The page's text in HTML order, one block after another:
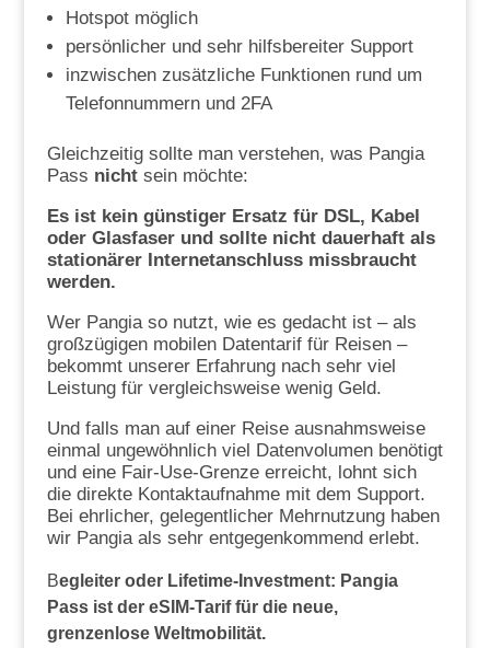
Hotspot möglich
persönlicher und sehr hilfsbereiter Support
inzwischen zusätzliche Funktionen rund um
Telefonnummern und 2FA
Gleichzeitig sollte man verstehen, was Pangia
Pass nichtsein möchte:
Es ist kein günstiger Ersatz für DSL, Kabel
oder Glasfaser und sollte nicht dauerhaft als
stationärer Internetanschluss missbraucht
werden.
Wer Pangia so nutzt, wie es gedacht ist – als
großzügigen mobilen Datentarif für Reisen –
bekommt unserer Erfahrung nach sehr viel
Leistung für vergleichsweise wenig Geld.
Und falls man auf einer Reise ausnahmsweise
einmal ungewöhnlich viel Datenvolumen benötigt
und eine Fair-Use-Grenze erreicht, lohnt sich
die direkte Kontaktaufnahme mit dem Support.
Bei ehrlicher, gelegentlicher Mehrnutzung haben
wir Pangia als sehr entgegenkommend erlebt.
Begleiter oder Lifetime-Investment: Pangia
Pass ist der eSIM-Tarif für die neue,
grenzenlose Weltmobilität.